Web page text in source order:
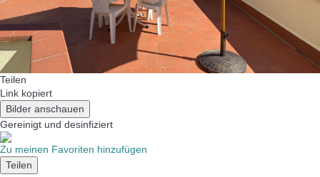
Teilen
Link kopiert
Bilder anschauen
Gereinigt und desinfiziert
Zu meinen Favoriten hinzufügen
Teilen